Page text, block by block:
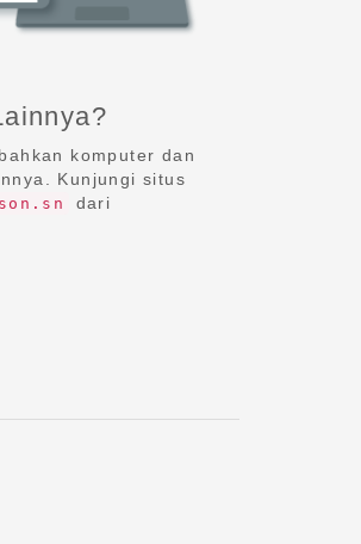
komputer dan
Kunjungi situs
dari